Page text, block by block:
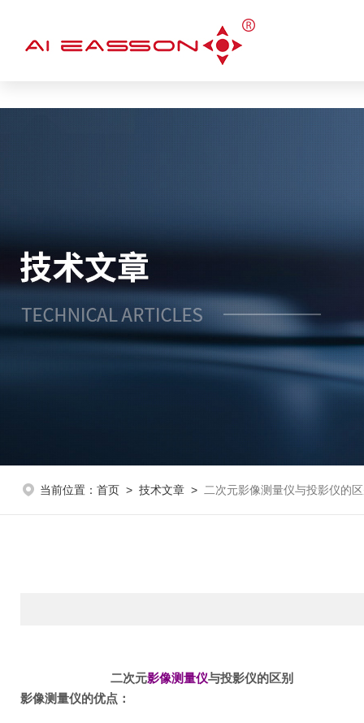
当前位置： 首页 > 技术文章 > 二次元影像测量仪与投影仪的
二次元影像测量仪与投影仪的区别
影像测量仪的优点 ：